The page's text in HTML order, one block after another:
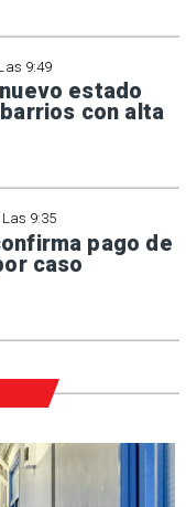
9:49
estado
con alta
9:35
pago de
caso